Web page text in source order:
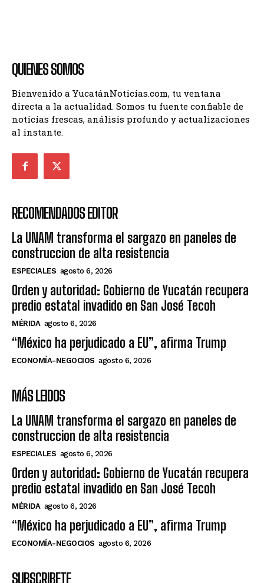
QUIENES SOMOS
Bienvenido a YucatánNoticias.com, tu ventana
directa a la actualidad. Somos tu fuente confiable de
noticias frescas, análisis profundo y actualizaciones
al instante.
RECOMENDADOS EDITOR
La UNAM transforma el sargazo en paneles de
construccion de alta resistencia
ESPECIALES agosto 6, 2026
Orden y autoridad: Gobierno de Yucatán recupera
predio estatal invadido en San José Tecoh
MÉRIDA agosto 6, 2026
“México ha perjudicado a EU”, afirma Trump
ECONOMÍA-NEGOCIOS agosto 6, 2026
MÁS LEIDOS
La UNAM transforma el sargazo en paneles de
construccion de alta resistencia
ESPECIALES agosto 6, 2026
Orden y autoridad: Gobierno de Yucatán recupera
predio estatal invadido en San José Tecoh
MÉRIDA agosto 6, 2026
“México ha perjudicado a EU”, afirma Trump
ECONOMÍA-NEGOCIOS agosto 6, 2026
SUBSCRIBETE